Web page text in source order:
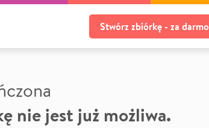
Stwórz zbiórkę - za darmo
nie jest już możliwa.